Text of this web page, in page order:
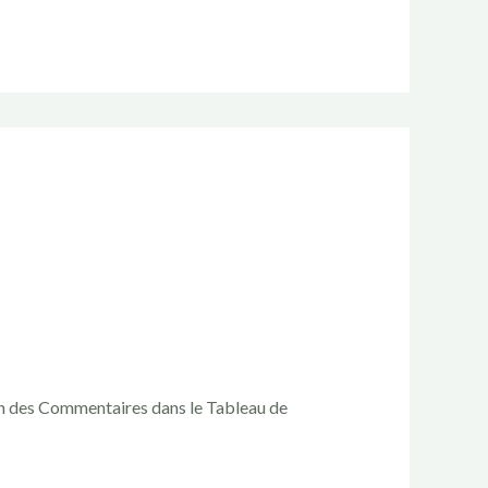
Commentaires dans le Tableau de